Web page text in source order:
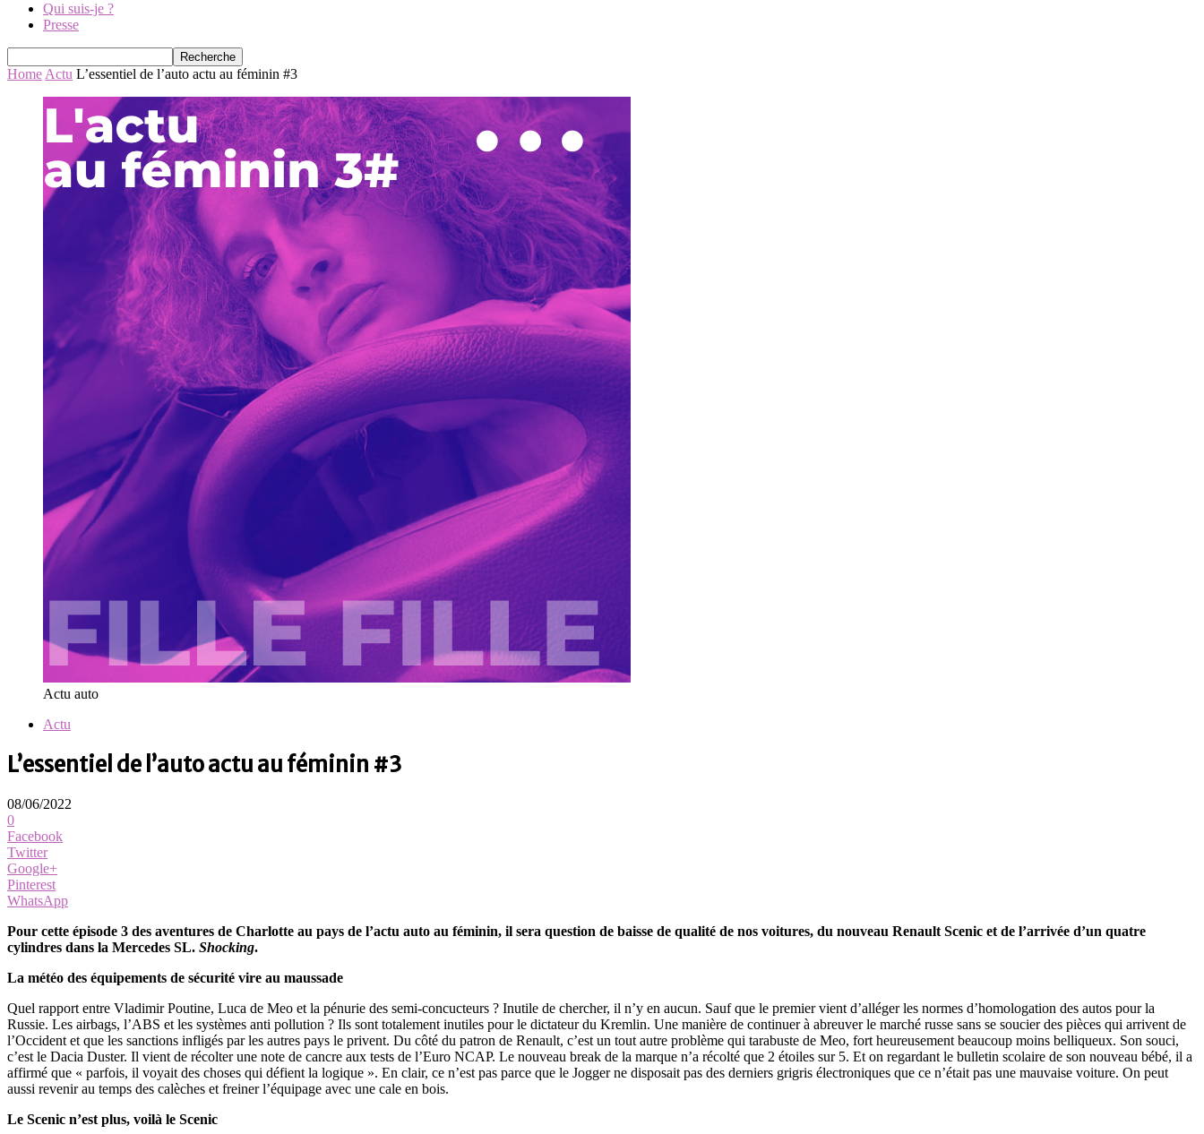
Qui suis-je ?
Presse
Home Actu L’essentiel de l’auto actu au féminin #3
Actu auto
Actu
L’essentiel de l’auto actu au féminin #3
08/06/2022
0
Facebook
Twitter
Google+
Pinterest
WhatsApp
Pour cette épisode 3 des aventures de Charlotte au pays de l’actu auto au féminin, il sera question de baisse de qualité de nos voitures, du nouveau Renault Scenic et de l’arrivée d’un quatre
cylindres dans la Mercedes SL. Shocking.
La météo des équipements de sécurité vire au maussade
Quel rapport entre Vladimir Poutine, Luca de Meo et la pénurie des semi-concucteurs ? Inutile de chercher, il n’y en aucun. Sauf que le premier vient d’alléger les normes d’homologation des autos pour la
Russie. Les airbags, l’ABS et les systèmes anti pollution ? Ils sont totalement inutiles pour le dictateur du Kremlin. Une manière de continuer à abreuver le marché russe sans se soucier des pièces qui arrivent de
l’Occident et que les sanctions infligés par les autres pays le privent. Du côté du patron de Renault, c’est un tout autre problème qui tarabuste de Meo, fort heureusement beaucoup moins belliqueux. Son souci,
c’est le Dacia Duster. Il vient de récolter une note de cancre aux tests de l’Euro NCAP. Le nouveau break de la marque n’a récolté que 2 étoiles sur 5. Et on regardant le bulletin scolaire de son nouveau bébé, il a
affirmé que « parfois, il voyait des choses qui défient la logique ». En clair, ce n’est pas parce que le Jogger ne disposait pas des derniers grigris électroniques que ce n’était pas une mauvaise voiture. On peut
aussi revenir au temps des calèches et freiner l’équipage avec une cale en bois.
Le Scenic n’est plus, voilà le Scenic